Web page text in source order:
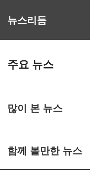
뉴스리듬
주요 뉴스
많이 본 뉴스
함께 볼만한 뉴스